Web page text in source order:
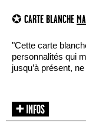
✪ CARTE BLANCHE
"Cette carte
personnalités qui
jusqu’à présent,